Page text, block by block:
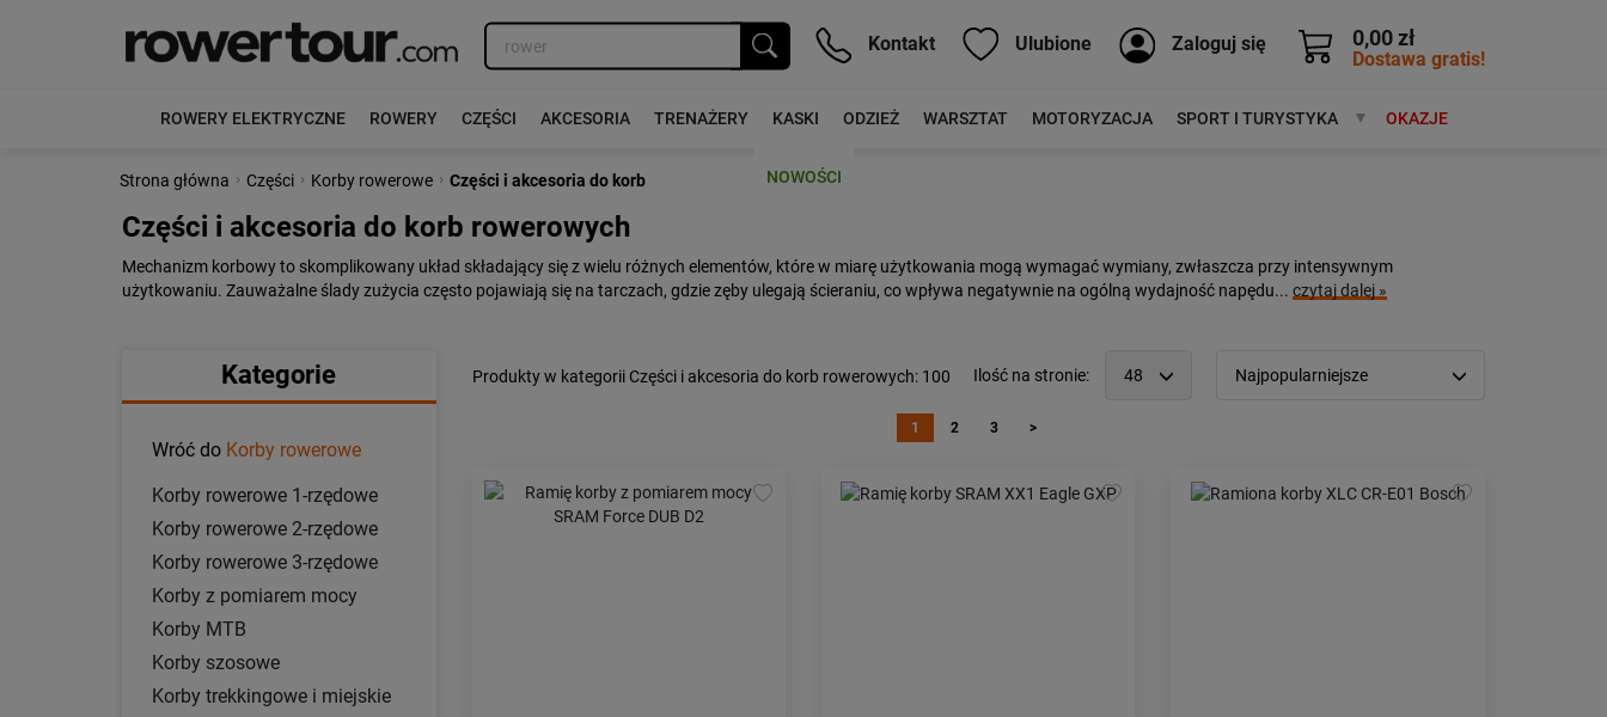
0,00 zł
Dostawa gratis!
Kontakt Ulubione Zaloguj się
ROWERY ELEKTRYCZNE ROWERY CZĘŚCI AKCESORIA TRENAŻERY KASKI ODZIEŻ WARSZTAT MOTORYZACJA SPORT I TURYSTYKA MARKIOKAZJE
NOWOŚCI
Strona główna › Części › Korby rowerowe › Części i akcesoria do korb
Części i akcesoria do korb rowerowych
Mechanizm korbowy to skomplikowany układ składający się z wielu różnych elementów, które w miarę użytkowania mogą wymagać wymiany, zwłaszcza przy intensywnym
użytkowaniu. Zauważalne ślady zużycia często pojawiają się na tarczach, gdzie zęby ulegają ścieraniu, co wpływa negatywnie na ogólną wydajność napędu... czytaj dalej »
Ilość na stronie: 48 Najpopularniejsze
od najwyższej
Kategorie
Wróć do Korby rowerowe
Korby rowerowe 1-rzędowe
Korby rowerowe 2-rzędowe
Korby rowerowe 3-rzędowe
Korby z pomiarem mocy
Korby MTB
Korby szosowe
Korby trekkingowe i miejskie
Produkty w kategorii Części i akcesoria do korb rowerowych: 100
1 2 3 >